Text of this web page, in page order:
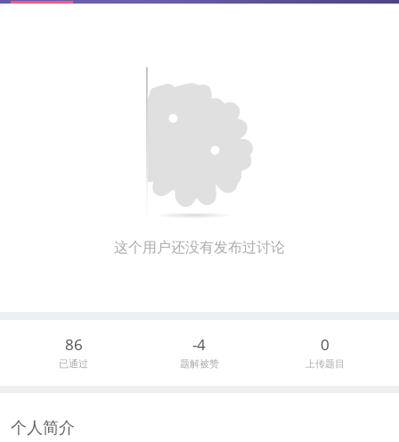
这个用户还没有发布过讨论
86
已通过
-4
题解被赞
0
上传题目
个人简介